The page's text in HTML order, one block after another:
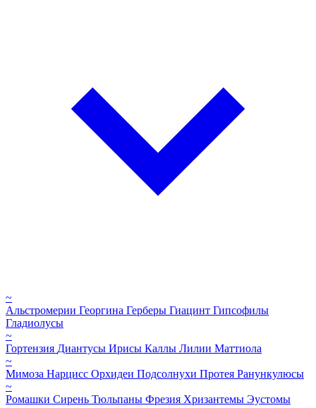
~
Альстромерии Георгина Герберы Гиацинт Гипсофилы
Гладиолусы
~
Гортензия Диантусы Ирисы Каллы Лилии Маттиола
~
Мимоза Нарцисс Орхидеи Подсолнухи Протея Ранункулюсы
~
Ромашки Сирень Тюльпаны Фрезия Хризантемы Эустомы